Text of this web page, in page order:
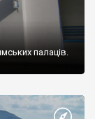
палаців.